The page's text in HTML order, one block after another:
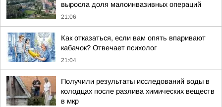
выросла доля малоинвазивных операций
21:06
Как отказаться, если вам опять впаривают
кабачок? Отвечает психолог
21:04
Получили результаты исследований воды в
колодцах после разлива химических веществ
в мкр